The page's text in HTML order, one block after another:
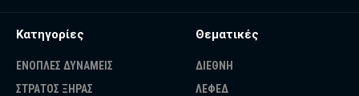
Κατηγορίες
ΕΝΟΠΛΕΣ ΔΥΝΑΜΕΙΣ
ΣΤΡΑΤΟΣ ΞΗΡΑΣ
Θεματικές
ΔΙΕΘΝΗ
ΛΕΦΕΔ